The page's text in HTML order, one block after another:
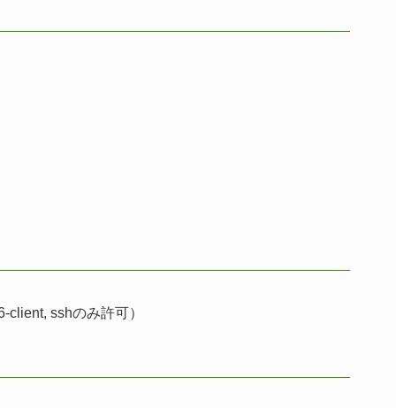
sshのみ許可）